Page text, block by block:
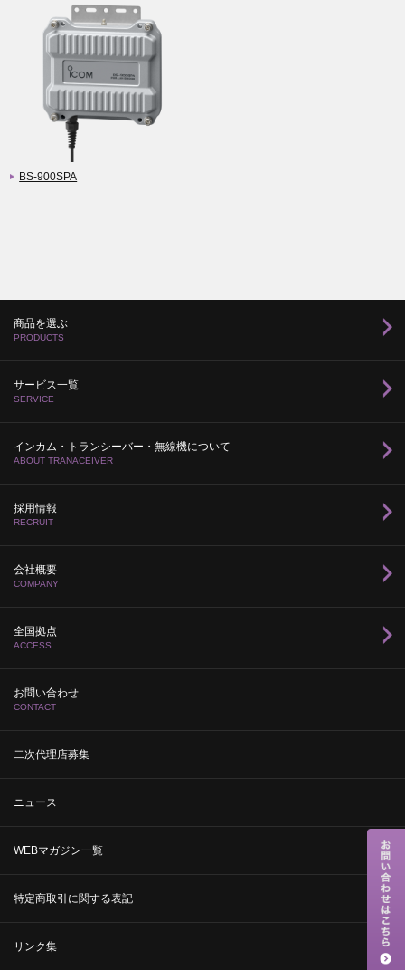
BS-900SPA
商品を選ぶ
PRODUCTS
サービス一覧
SERVICE
インカム・トランシーバー・無線機について
ABOUT TRANACEIVER
採用情報
RECRUIT
会社概要
COMPANY
全国拠点
ACCESS
お問い合わせ
CONTACT
二次代理店募集
ニュース
WEBマガジン一覧
特定商取引に関する表記
リンク集